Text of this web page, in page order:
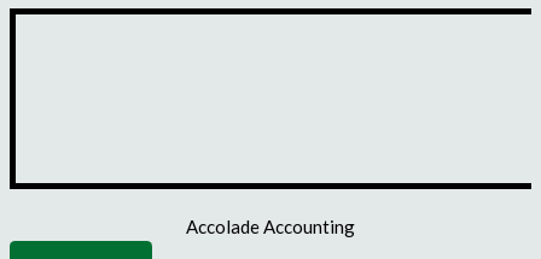
Accolade Accounting